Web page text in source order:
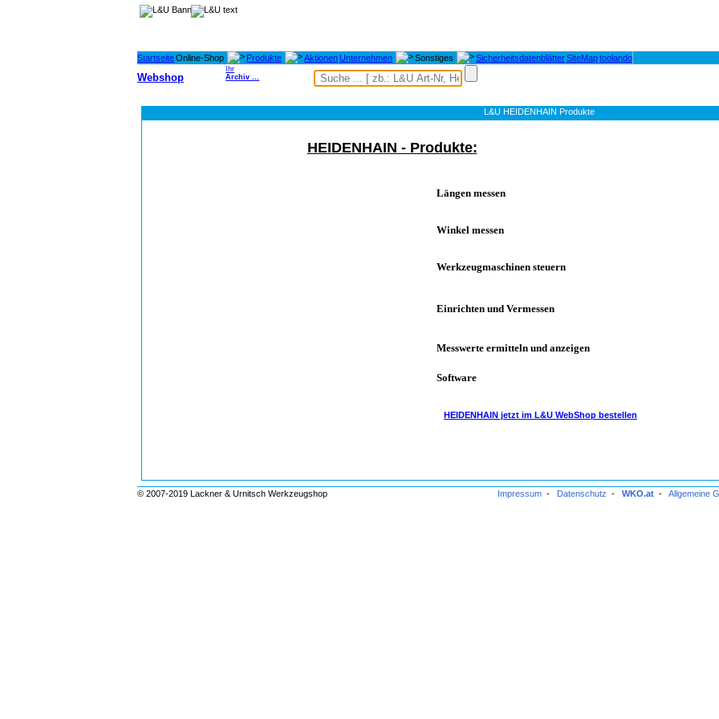
StartseiteOnline-Shop Produkte AktionenUnternehmen Sonstiges SicherheitsdatenblätterSiteMaptoolando
Webshop
Ihr
Archiv ...
L&U HEIDENHAIN Produkte
HEIDENHAIN - Produkte:
Längen messen
Winkel messen
Werkzeugmaschinen steuern
Einrichten und Vermessen
Messwerte ermitteln und anzeigen
Software
HEIDENHAIN jetzt im L&U WebShop bestellen
© 2007-2019 Lackner & Urnitsch Werkzeugshop Impressum - Datenschutz - WKO.at - Allgemeine